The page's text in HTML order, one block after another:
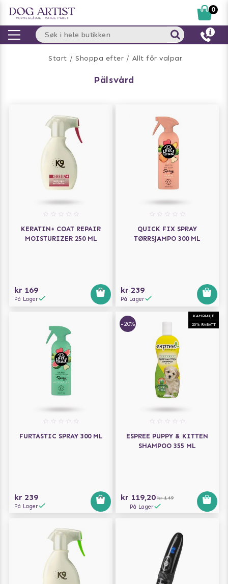
Start Shoppa efter Allt för valpar
pälsvård
KERATIN+ COAT REPAIR
MOISTURIZER 250 ML
kr 169
På Lager
QUICK FIX SPRAY
TØRRSJAMPO 300 ML
kr 239
På Lager
FURTASTIC SPRAY 300 ML
kr 239
På Lager
KAMPANJE
20% RABATT
-20%
ESPREE PUPPY & KITTEN
SHAMPOO 355 ML
kr 119,20 kr 149
På Lager
0